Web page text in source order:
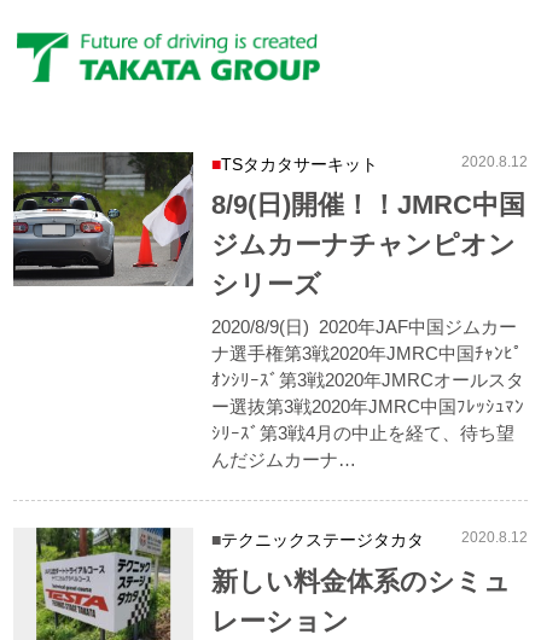
ブログ
TSタカタサーキット 2020.8.12
8/9(日)開催！！JMRC中国
ジムカーナチャンピオン
シリーズ
2020/8/9(日) 2020年JAF中国ジムカー
ナ選手権第3戦2020年JMRC中国ﾁｬﾝﾋﾟ
ｵﾝｼﾘｰｽﾞ第3戦2020年JMRCオールスタ
ー選抜第3戦2020年JMRC中国ﾌﾚｯｼｭﾏﾝ
ｼﾘｰｽﾞ第3戦4月の中止を経て、待ち望
んだジムカーナ…
テクニックステージタカタ 2020.8.12
新しい料金体系のシミュ
レーション